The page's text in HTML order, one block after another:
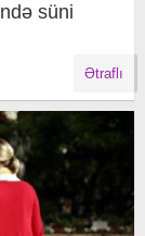
süni
Ətraflı